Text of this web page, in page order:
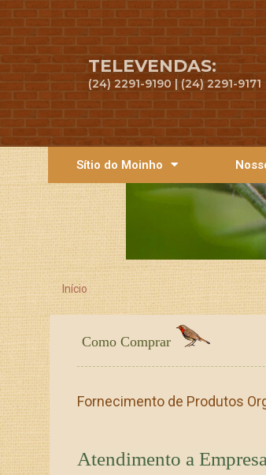
TELEVENDAS:
(24) 2291-9190 | (24) 2291-9171
Sítio do Moinho
Início
Como Comprar
Fornecimento de Produtos
Atendimento a